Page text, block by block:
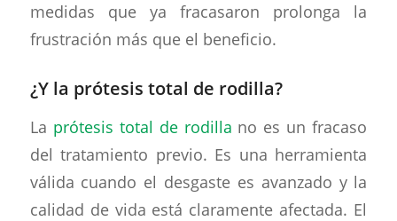
medidas que ya fracasaron prolonga la
frustración más que el beneficio.
¿Y la prótesis total de rodilla?
La prótesis total de rodilla no es un fracaso
del tratamiento previo. Es una herramienta
válida cuando el desgaste es avanzado y la
calidad de vida está claramente afectada. El